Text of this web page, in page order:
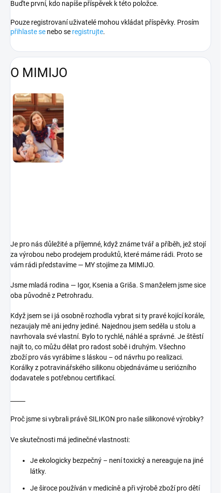
Buďte první, kdo napíše příspěvek k této položce.
Pouze registrovaní uživatelé mohou vkládat příspěvky. Prosím
přihlaste se nebo se registrujte.
O MIMIJO
Je pro nás důležité a příjemné, když známe tvář a příběh, jež stojí
za výrobou nebo prodejem produktů, které máme rádi. Proto se
vám rádi představíme — MY stojíme za MIMIJO.
Jsme mladá rodina — Igor, Ksenia a Griša. S manželem jsme sice
oba původně z Petrohradu.
Když jsem se i já osobně rozhodla vybrat si ty pravé kojící korále,
nezaujaly mě ani jedny jediné. Najednou jsem seděla u stolu a
navrhovala své vlastní. Bylo to rychlé, náhlé a správné. Je štěstí
najít to, co můžu dělat pro radost sobě i druhým. Všechno
zboží pro vás vyrábíme s láskou – od návrhu po realizaci.
Korálky z potravinářského silikonu objednáváme u seriózního
dodavatele s potřebnou certifikací.
Proč jsme si vybrali právě SILIKON pro naše silikonové výrobky?
Ve skutečnosti má jedinečné vlastnosti:
Je ekologicky bezpečný – není toxický a nereaguje na jiné
látky.
Je široce používán v medicíně a při výrobě zboží pro dětí